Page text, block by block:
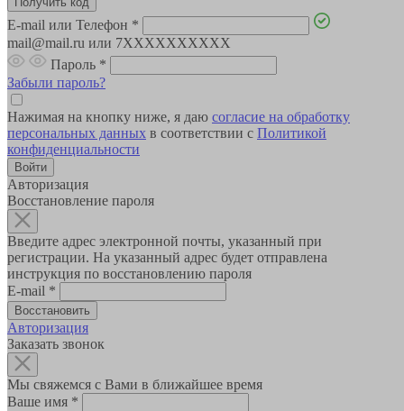
E-mail или Телефон *
mail@mail.ru или 7XXXXXXXXXX
Пароль *
Забыли пароль?
Нажимая на кнопку ниже, я даю согласие на обработку
персональных данных в соответствии с Политикой
конфиденциальности
Авторизация
Восстановление пароля
Введите адрес электронной почты, указанный при
регистрации. На указанный адрес будет отправлена
инструкция по восстановлению пароля
E-mail *
Авторизация
Заказать звонок
Мы свяжемся с Вами в ближайшее время
Ваше имя *